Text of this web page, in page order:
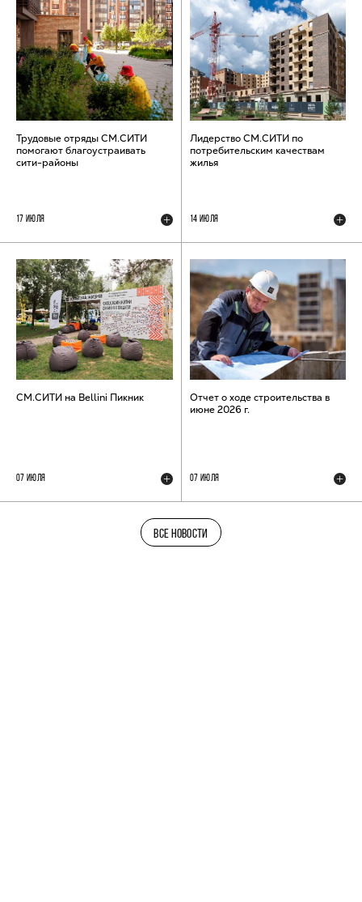
Трудовые отряды СМ.СИТИ
помогают благоустраивать
сити-районы
17 ИЮЛЯ
Лидерство СМ.СИТИ по
потребительским качествам
жилья
14 ИЮЛЯ
СМ.СИТИ на Bellini Пикник
07 ИЮЛЯ
Отчет о ходе строительства в
июне 2026 г.
07 ИЮЛЯ
ВСЕ НОВОСТИ